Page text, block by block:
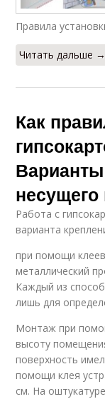
Правила
Читать дальше →
Как
несущего
Работа с
варианта
при помощи
металлический
Каждый из
лишь для
Монтаж при
высоту
поверхность
помощи клея
см. На